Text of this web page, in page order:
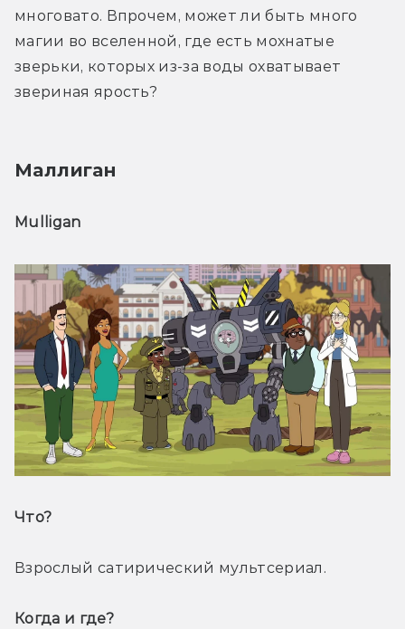
многовато. Впрочем, может ли быть много
магии во вселенной, где есть мохнатые
зверьки, которых из-за воды охватывает
звериная ярость?
Маллиган
Mulligan
Что?
Взрослый сатирический мультсериал.
Когда и где?